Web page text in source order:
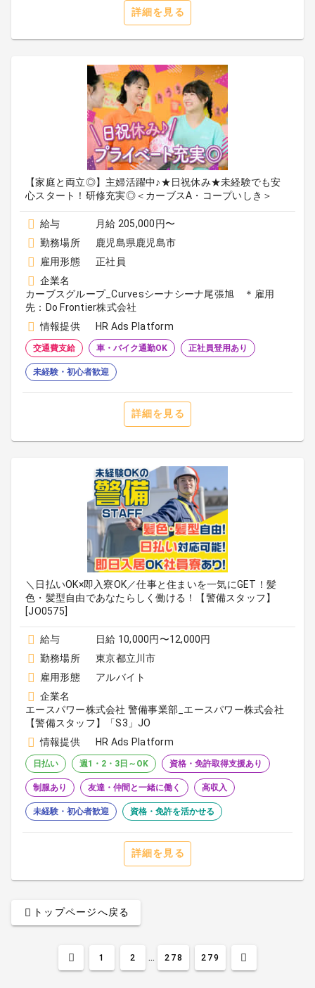
詳細を見る
【家庭と両立◎】主婦活躍中♪★日祝休み★未経験でも安
心スタート！研修充実◎＜カーブスA・コープいしき＞
給与
月給 205,000円〜
勤務場所
鹿児島県鹿児島市
雇用形態
正社員
企業名
カーブスグループ_Curvesシーナシーナ尾張旭 ＊雇用
先：Do Frontier株式会社
情報提供
HR Ads Platform
交通費支給 車・バイク通勤OK 正社員登用あり
未経験・初心者歓迎
詳細を見る
＼日払いOK×即入寮OK／仕事と住まいを一気にGET！髪
色・髪型自由であなたらしく働ける！【警備スタッフ】
[JO0575]
給与
日給 10,000円〜12,000円
勤務場所
東京都立川市
雇用形態
アルバイト
企業名
エースパワー株式会社 警備事業部_エースパワー株式会社
【警備スタッフ】「S3」JO
情報提供
HR Ads Platform
日払い 週1・2・3日～OK 資格・免許取得支援あり
制服あり 友達・仲間と一緒に働く 高収入
未経験・初心者歓迎 資格・免許を活かせる
詳細を見る
トップページへ戻る
1 2 ... 278 279